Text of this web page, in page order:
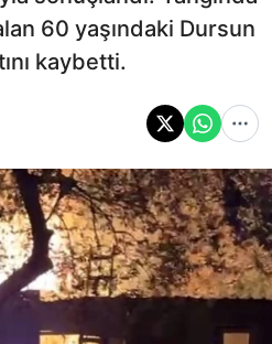
60 yaşındaki Dursun
kaybetti.